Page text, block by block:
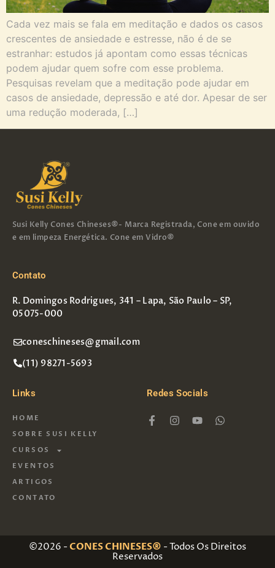
Cada vez mais se fala em meditação e dados os casos
crescentes de ansiedade e estresse, não é de se
estranhar: estudos já apontam como essas técnicas
podem ajudar quem sofre com esse problema.
Pesquisas revelam que a meditação pode ajudar em
casos de ansiedade, depressão e até dor. Apesar de ser
uma redução moderada, […]
Susi Kelly Cones Chineses®- Marca Registrada, Cone em ouvido
e em limpeza Energética. Cone em Vidro®
Contato
R. Domingos Rodrigues, 341 – Lapa, São Paulo – SP,
05075-000
coneschineses@gmail.com
(11) 98271-5693
Links
HOME
SOBRE SUSI KELLY
CURSOS
EVENTOS
ARTIGOS
CONTATO
Redes Socials
©2026 -CONES CHINESES® - Todos Os Direitos
Reservados